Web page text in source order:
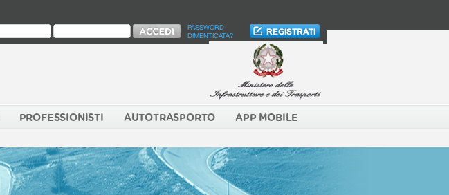
PASSWORD
DIMENTICATA?
PROFESSIONISTI AUTOTRASPORTO APP MOBILE